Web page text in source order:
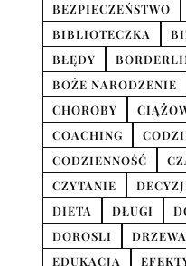
BEZPIECZEŃSTWO
BIBLIOTECZKA
BŁĘDY
BOŻE NARODZENIE
CHOROBY
COACHING
CODZIENNOŚĆ
CZYTANIE
DIETA
DŁUGI
DOROSLI
DRZEWA
EDUKACJA